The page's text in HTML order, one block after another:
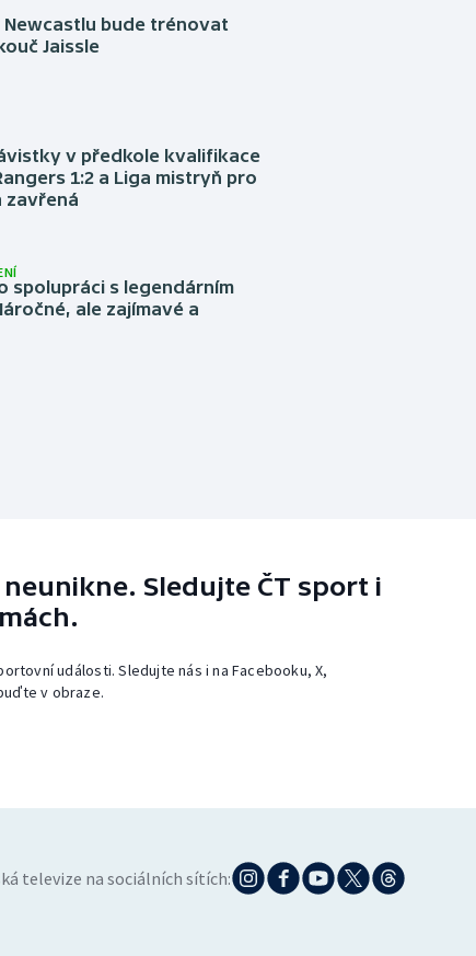
bude trénovat
Jaissle
v předkole kvalifikace
1:2 a Liga mistryň pro
zavřená
spolupráci s legendárním
ale zajímavé a
Sledujte ČT sport i
události. Sledujte nás i na Facebooku, X,
v obraze.
televize na sociálních sítích: